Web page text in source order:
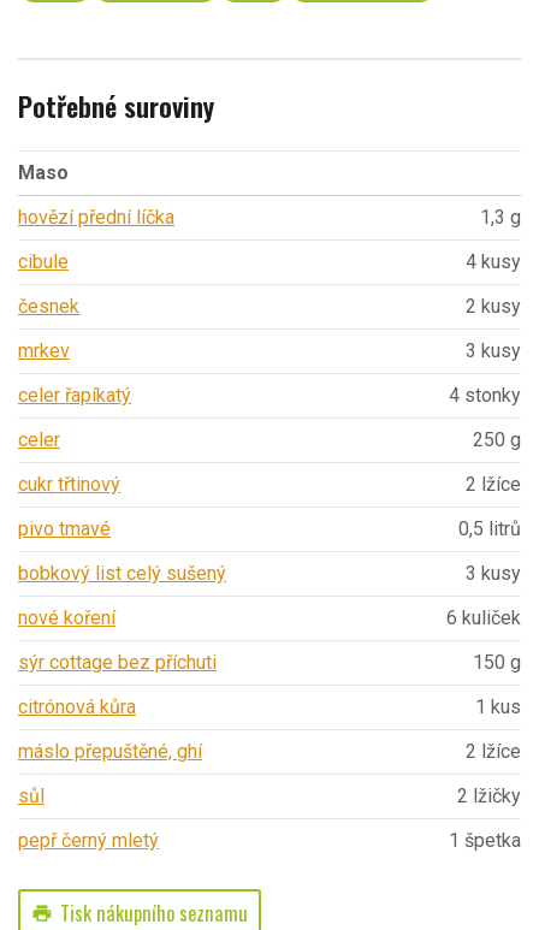
Potřebné suroviny
Maso
hovězí přední líčka
1,3 g
cibule
4 kusy
česnek
2 kusy
mrkev
3 kusy
celer řapíkatý
4 stonky
celer
250 g
cukr třtinový
2 lžíce
pivo tmavé
0,5 litrů
bobkový list celý sušený
3 kusy
nové koření
6 kuliček
sýr cottage bez příchuti
150 g
citrónová kůra
1 kus
máslo přepuštěné, ghí
2 lžíce
sůl
2 lžičky
pepř černý mletý
1 špetka
print Tisk nákupního seznamu